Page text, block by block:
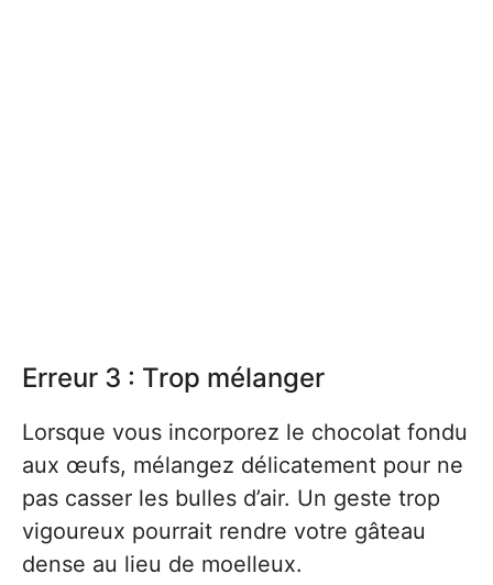
Erreur 3 : Trop mélanger
Lorsque vous incorporez le chocolat fondu
aux œufs, mélangez délicatement pour ne
pas casser les bulles d’air. Un geste trop
vigoureux pourrait rendre votre gâteau
dense au lieu de moelleux.